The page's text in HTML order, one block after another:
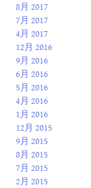
8月 2017
7月 2017
4月 2017
12月 2016
9月 2016
6月 2016
5月 2016
4月 2016
1月 2016
12月 2015
9月 2015
8月 2015
7月 2015
2月 2015